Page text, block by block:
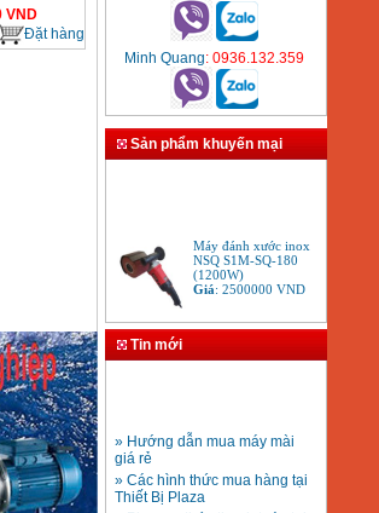
VND
Đặt hàng
Minh Quang: 0936.132.359
Sản phẩm khuyến mại
NSQ S1M-SQ-180
(1200W)
Giá:2500000
Máy mài 180mm
(2000W)
Giá: 3438000VND
Tin mới
» Hướng dẫn mua máy mài
giá rẻ
» Các hình thức mua hàng tại
Thiết Bị Plaza